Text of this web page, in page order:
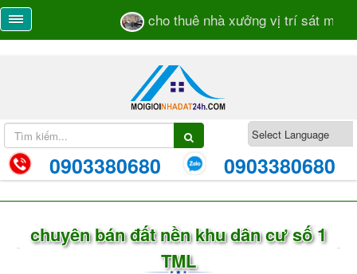
cho thuê nhà xưởng vị trí sát mặt
0903380680 0903380680
chuyên bán đất nền khu dân cư số 1
TML